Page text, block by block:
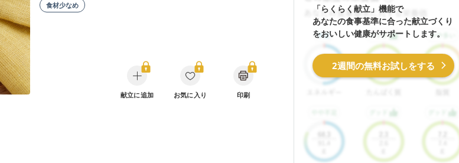
食材少なめ
献立に追加 お気に入り 印刷
「らくらく献立」機能で
あなたの食事基準に合った献立づくり
をおいしい健康がサポートします。
2週間の無料お試しをする